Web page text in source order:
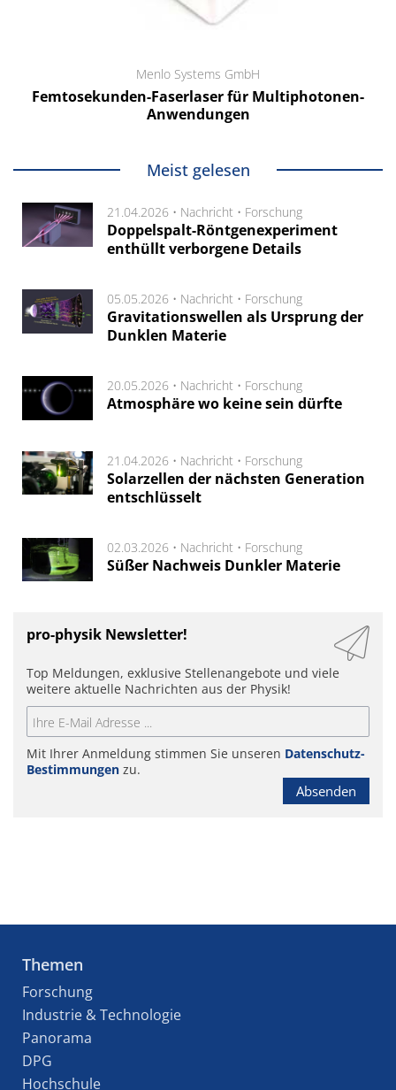
Menlo Systems GmbH
Femtosekunden-Faserlaser für Multiphotonen-
Anwendungen
Meist gelesen
21.04.2026 • Nachricht • Forschung
Doppelspalt-Röntgenexperiment
enthüllt verborgene Details
05.05.2026 • Nachricht • Forschung
Gravitationswellen als Ursprung der
Dunklen Materie
20.05.2026 • Nachricht • Forschung
Atmosphäre wo keine sein dürfte
21.04.2026 • Nachricht • Forschung
Solarzellen der nächsten Generation
entschlüsselt
02.03.2026 • Nachricht • Forschung
Süßer Nachweis Dunkler Materie
pro-physik Newsletter!
Top Meldungen, exklusive Stellenangebote und viele
weitere aktuelle Nachrichten aus der Physik!
Mit Ihrer Anmeldung stimmen Sie unseren Datenschutz-
Bestimmungen zu.
Absenden
Themen
Forschung
Industrie & Technologie
Panorama
DPG
Hochschule